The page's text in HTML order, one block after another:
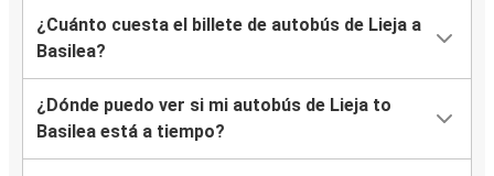
¿Cuánto cuesta el billete de autobús de Lieja a
Basilea?
¿Dónde puedo ver si mi autobús de Lieja to
Basilea está a tiempo?